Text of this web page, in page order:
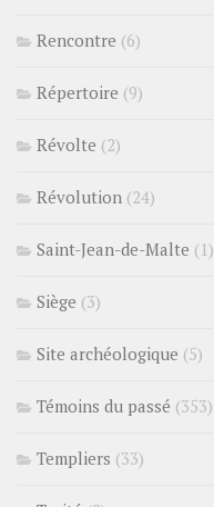
Rencontre (6)
Répertoire (9)
Révolte (2)
Révolution (24)
Saint-Jean-de-Malte (1)
Siège (3)
Site archéologique (5)
Témoins du passé (353)
Templiers (33)